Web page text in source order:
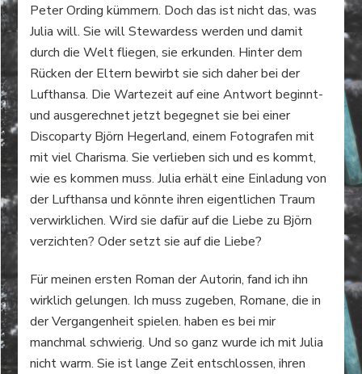
Peter Ording kümmern. Doch das ist nicht das, was
Julia will. Sie will Stewardess werden und damit
durch die Welt fliegen, sie erkunden. Hinter dem
Rücken der Eltern bewirbt sie sich daher bei der
Lufthansa. Die Wartezeit auf eine Antwort beginnt-
und ausgerechnet jetzt begegnet sie bei einer
Discoparty Björn Hegerland, einem Fotografen mit
mit viel Charisma. Sie verlieben sich und es kommt,
wie es kommen muss. Julia erhält eine Einladung von
der Lufthansa und könnte ihren eigentlichen Traum
verwirklichen. Wird sie dafür auf die Liebe zu Björn
verzichten? Oder setzt sie auf die Liebe?
Für meinen ersten Roman der Autorin, fand ich ihn
wirklich gelungen. Ich muss zugeben, Romane, die in
der Vergangenheit spielen. haben es bei mir
manchmal schwierig. Und so ganz wurde ich mit Julia
nicht warm. Sie ist lange Zeit entschlossen, ihren